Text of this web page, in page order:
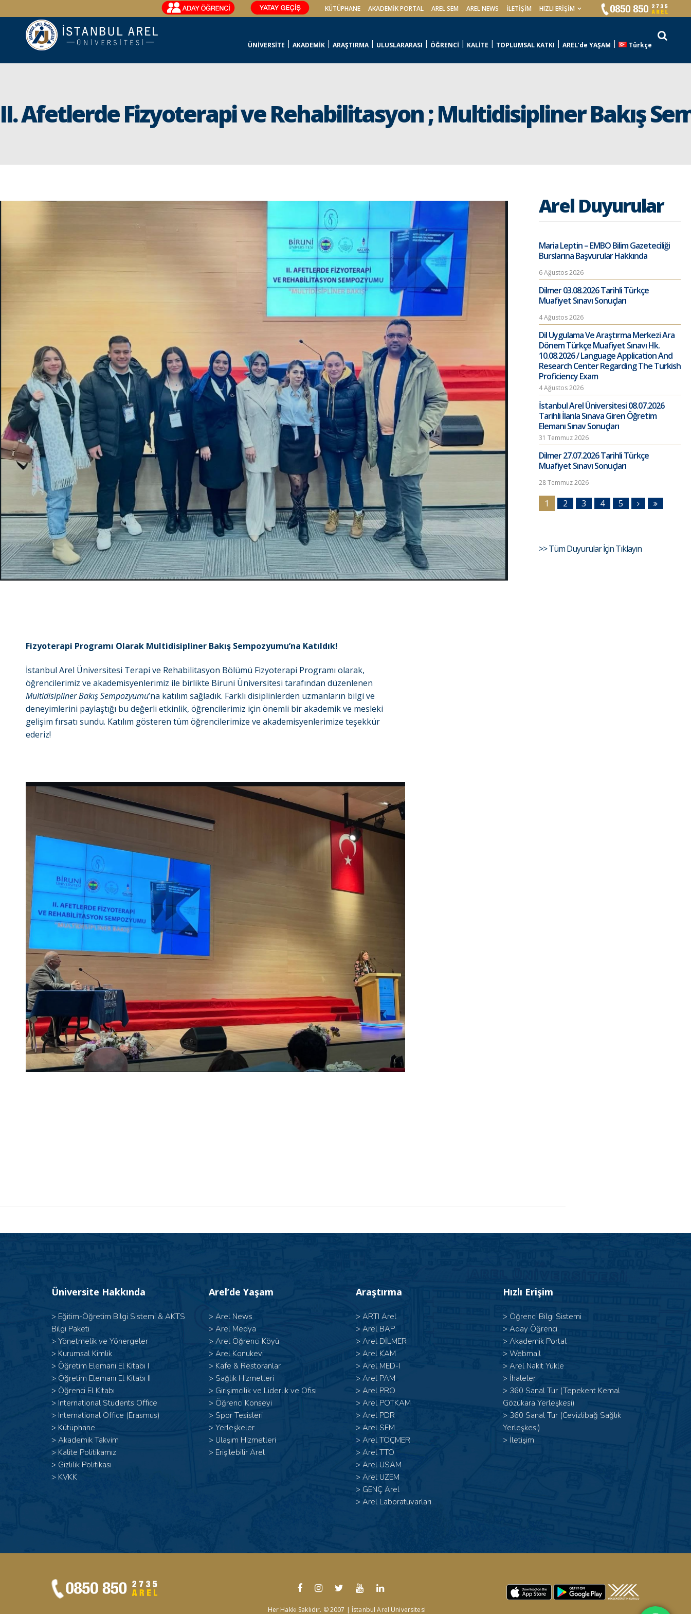
KÜTÜPHANE AKADEMİK PORTAL AREL SEM AREL NEWS İLETIŞIM HIZLI ERİŞİM
ÜNİVERSİTE AKADEMİK ARAŞTIRMA ULUSLARARASI ÖĞRENCİ KALİTE TOPLUMSAL KATKI AREL’de YAŞAM Türkçe
II. Afetlerde Fizyoterapi ve Rehabilitasyon ; Multidisipliner Bakış
Fizyoterapi Programı Olarak Multidisipliner Bakış Sempozyumu’na Katıldık!
İstanbul Arel Üniversitesi Terapi ve Rehabilitasyon Bölümü Fizyoterapi Programı olarak,
öğrencilerimiz ve akademisyenlerimiz ile birlikte Biruni Üniversitesi tarafından düzenlenen
Multidisipliner Bakış Sempozyumu’na katılım sağladık. Farklı disiplinlerden uzmanların bilgi ve
deneyimlerini paylaştığı bu değerli etkinlik, öğrencilerimiz için önemli bir akademik ve mesleki
gelişim fırsatı sundu. Katılım gösteren tüm öğrencilerimize ve akademisyenlerimize teşekkür
ederiz!
Arel Duyurular
Maria Leptin – EMBO Bilim Gazeteciliği
Burslarına Başvurular Hakkında
6 Ağustos 2026
Dilmer 03.08.2026 Tarihli Türkçe
Muafiyet Sınavı Sonuçları
4 Ağustos 2026
Dil Uygulama Ve Araştırma Merkezi Ara
Dönem Türkçe Muafiyet Sınavı Hk.
10.08.2026 / Language Application And
Research Center Regarding The Turkish
Proficiency Exam
4 Ağustos 2026
İstanbul Arel Üniversitesi 08.07.2026
Tarihli İlanla Sınava Giren Öğretim
Elemanı Sınav Sonuçları
31 Temmuz 2026
Dilmer 27.07.2026 Tarihli Türkçe
Muafiyet Sınavı Sonuçları
28 Temmuz 2026
1 2 3 4 5
>> Tüm Duyurular İçin Tıklayın
Üniversite Hakkında
> Eğitim-Öğretim Bilgi Sistemi & AKTS
Bilgi Paketi
> Yönetmelik ve Yönergeler
> Kurumsal Kimlik
> Öğretim Elemanı El Kitabı I
> Öğretim Elemanı El Kitabı II
> Öğrenci El Kitabı
> International Students Office
> International Office (Erasmus)
> Kütüphane
> Akademik Takvim
> Kalite Politikamız
> Gizlilik Politikası
> KVKK
Arel’de Yaşam
> Arel News
> Arel Medya
> Arel Öğrenci Köyü
> Arel Konukevi
> Kafe & Restoranlar
> Sağlık Hizmetleri
> Girişimcilik ve Liderlik ve Ofisi
> Öğrenci Konseyi
> Spor Tesisleri
> Yerleşkeler
> Ulaşım Hizmetleri
> Erişilebilir Arel
Araştırma
> ARTI Arel
> Arel BAP
> Arel DİLMER
> Arel KAM
> Arel MED-I
> Arel PAM
> Arel PRO
> Arel POTKAM
> Arel PDR
> Arel SEM
> Arel TOÇMER
> Arel TTO
> Arel USAM
> Arel UZEM
> GENÇ Arel
> Arel Laboratuvarları
Hızlı Erişim
> Öğrenci Bilgi Sistemi
> Aday Öğrenci
> Akademik Portal
> Webmail
> Arel Nakit Yükle
> İhaleler
> 360 Sanal Tur (Tepekent Kemal
Gözükara Yerleşkesi)
> 360 Sanal Tur (Cevizlibağ Sağlık
Yerleşkesi)
> İletişim
Her Hakkı Saklıdır. © 2007 | İstanbul Arel Üniversitesi